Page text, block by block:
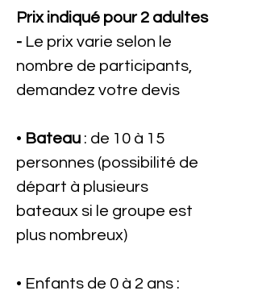
Prix indiqué pour 2 adultes
- Le prix varie selon le
nombre de participants,
demandez votre devis
• Bateau : de 10 à 15
personnes (possibilité de
départ à plusieurs
bateaux si le groupe est
plus nombreux)
• Enfants de 0 à 2 ans :